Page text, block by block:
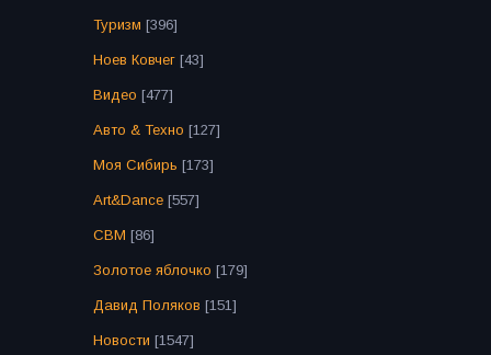
Туризм [396]
Ноев Ковчег [43]
Видео [477]
Авто & Техно [127]
Моя Сибирь [173]
Art&Dance [557]
СВМ [86]
Золотое яблочко [179]
Давид Поляков [151]
Новости [1547]